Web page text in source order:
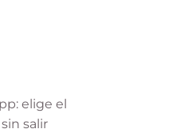
elige el
salir